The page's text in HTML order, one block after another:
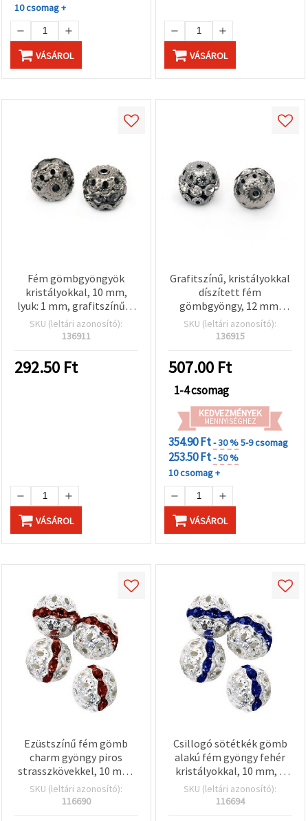
10 csomag +
VÁSÁROL VÁSÁROL
Fém gömbgyöngyök
kristályokkal, 10 mm,
lyuk: 1 mm, grafitszínű, 5
db/csomag
SKU (leltári azonosító):
136911
292.50 Ft
VÁSÁROL
Grafitszínű, kristályokkal
díszített fém
gömbgyöngy, 12 mm,
furat: 1 mm, 5 db/csomag
SKU (leltári azonosító):
136915
507.00 Ft
1-4 csomag
KEDVEZMÉNYEK
MENNYISÉGHEZ
354.90 Ft- 30 %5-9 csomag
253.50 Ft- 50 %
10 csomag +
VÁSÁROL
Ezüstszínű fém gömb
charm gyöngy piros
strasszkövekkel, 10 mm,
furat 1 mm
SKU (leltári azonosító):
116690
Csillogó sötétkék gömb
alakú fém gyöngy fehér
kristályokkal, 10 mm, 1
mm furat – elegáns DIY
ékszerkészítéshez
SKU (leltári azonosító):
116694